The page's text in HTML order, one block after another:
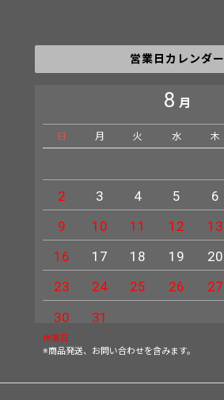
営業日カレンダー
8 月
日 月 火 水 木
2
3 4 5 6
9
10 11 12 13
16
17 18 19 20
23
24 25 26 27
30
31
休業日
※商品発送、お問い合わせを含みます。